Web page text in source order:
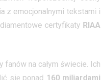
z emocjonalnymi tekstami i
certyfikaty RIAA
na całym świecie. Ich
się ponad 160 miliardami